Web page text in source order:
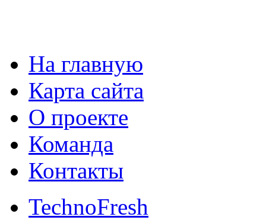
На главную
Карта сайта
О проекте
Команда
Контакты
TechnoFresh